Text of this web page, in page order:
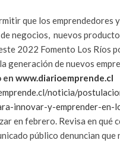
que los emprendedores
negocios, nuevos
2022 Fomento Los Ríos
generación de nuevos
en www.diarioemprende.cl
noticia/
innovar-y-emprender-en-
en febrero. Revisa en qué
público denuncian